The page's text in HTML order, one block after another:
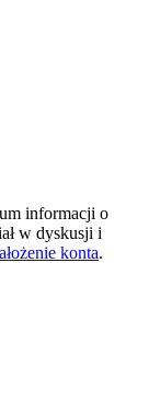
informacji o
w dyskusji i
konta.